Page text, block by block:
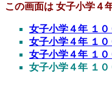
この画面は 女子小学４
女子小学４年 １０
女子小学４年 １０
女子小学４年 １０
女子小学４年 １０